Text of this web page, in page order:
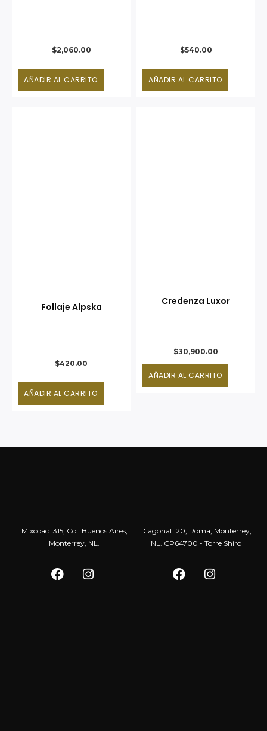
$2,060.00
AÑADIR AL CARRITO
$540.00
AÑADIR AL CARRITO
Follaje Alpska
$420.00
AÑADIR AL CARRITO
Credenza Luxor
$30,900.00
AÑADIR AL CARRITO
Mixcoac 1315, Col. Buenos Aires,
Monterrey, NL.
Diagonal 120, Roma, Monterrey,
NL. CP64700 - Torre Shiro